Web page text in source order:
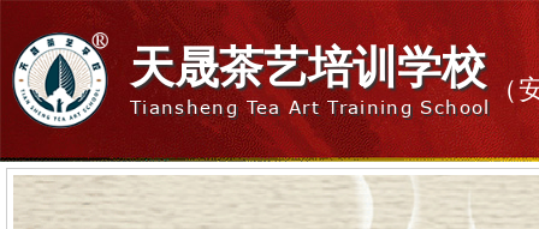
天晟茶艺培训学校
Tiansheng Tea Art Training School
（